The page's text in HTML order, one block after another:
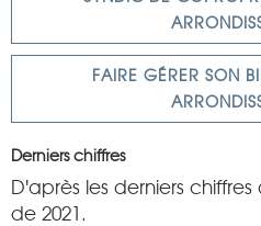
FAIRE GÉRER SON
Derniers chiffres
D'après les derniers chiffres
de 2021.